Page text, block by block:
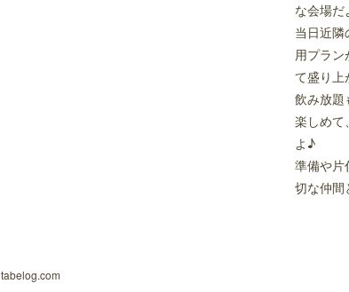
tabelog.com
な会場だ
当日近
用プラ
て盛り
飲み放題
楽しめて
よ♪
準備や片
切な仲